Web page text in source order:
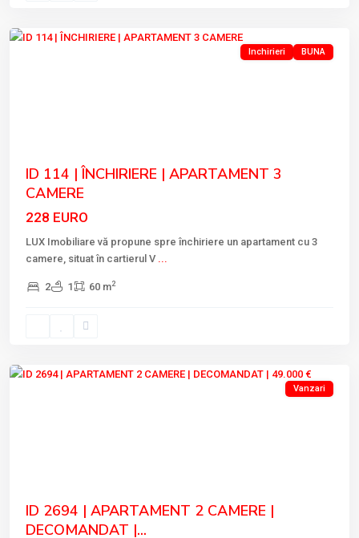
Inchirieri BUNA
ID 114 | ÎNCHIRIERE | APARTAMENT 3
CAMERE
228 EURO
LUX Imobiliare vă propune spre închiriere un apartament cu 3
camere, situat în cartierul V ...
2 1 60 m2
Vanzari
ID 2694 | APARTAMENT 2 CAMERE |
DECOMANDAT |...